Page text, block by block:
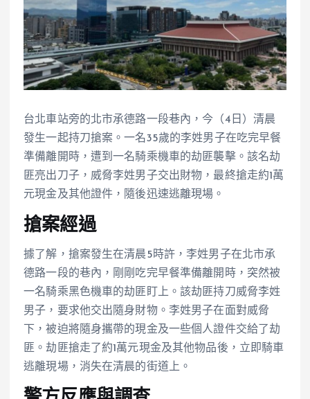
台北車站旁的北市承德路一段巷內，今（4日）清晨
發生一起持刀搶案。一名35歲的李姓男子在吃完早餐
準備離開時，遭到一名騎乘機車的劫匪襲擊。該名劫
匪亮出刀子，威脅李姓男子交出財物，最終搶走約1萬
元現金及其他證件，隨後迅速逃離現場。
搶案經過
據了解，搶案發生在清晨5時許，李姓男子在北市承
德路一段的巷內，剛剛吃完早餐準備離開時，突然被
一名騎乘黑色機車的劫匪盯上。該劫匪持刀威脅李姓
男子，要求他交出隨身財物。李姓男子在面對威脅
下，被迫將隨身攜帶的現金及一些個人證件交給了劫
匪。劫匪搶走了約1萬元現金及其他物品後，立即騎車
逃離現場，消失在清晨的街道上。